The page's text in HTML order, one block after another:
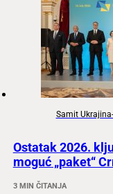
Samit
Ostatak 2026.
moguć „paket“
3 MIN ČITANJA